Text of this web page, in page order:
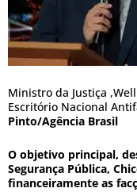
Ministro da Justiça
Escritório Nacional
Pinto/Agência Brasil
O objetivo principal,
Segurança Pública,
financeiramente as